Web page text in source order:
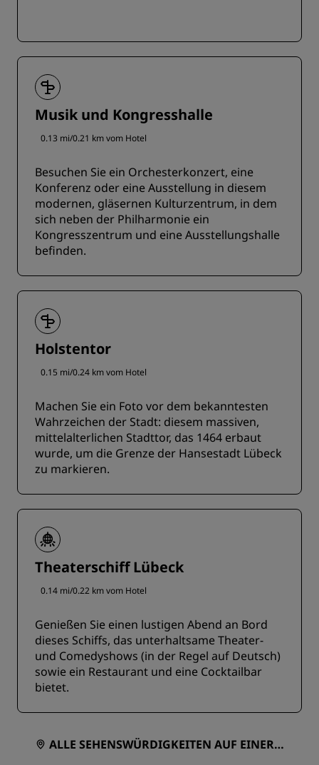
Musik und Kongresshalle
0.13 mi/0.21 km vom Hotel
Besuchen Sie ein Orchesterkonzert, eine
Konferenz oder eine Ausstellung in diesem
modernen, gläsernen Kulturzentrum, in dem
sich neben der Philharmonie ein
Kongresszentrum und eine Ausstellungshalle
befinden.
Holstentor
0.15 mi/0.24 km vom Hotel
Machen Sie ein Foto vor dem bekanntesten
Wahrzeichen der Stadt: diesem massiven,
mittelalterlichen Stadttor, das 1464 erbaut
wurde, um die Grenze der Hansestadt Lübeck
zu markieren.
Theaterschiff Lübeck
0.14 mi/0.22 km vom Hotel
Genießen Sie einen lustigen Abend an Bord
dieses Schiffs, das unterhaltsame Theater-
und Comedyshows (in der Regel auf Deutsch)
sowie ein Restaurant und eine Cocktailbar
bietet.
ALLE SEHENSWÜRDIGKEITEN AUF EINER K